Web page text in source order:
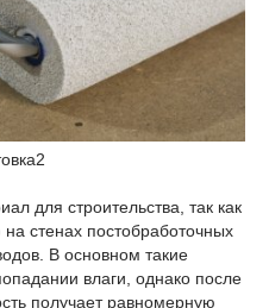
для строительства, так как
стенах постобработочных
В основном такие
влаги, однако после
получает равномерную